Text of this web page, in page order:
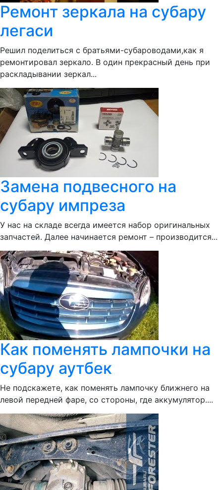
Ремонт зеркала на субару
легаси
Решил поделиться с братьями-субароводами,как я
ремонтировал зеркало. В один прекрасный день при
раскладывании зеркал...
Замена подвесного на
субару импреза
У нас на складе всегда имеется набор оригинальных
запчастей. Далее начинается ремонт – производится...
Как поменять лампочки на
субару аутбек
Не подскажете, как поменять лампочку ближнего на
левой передней фаре, со стороны, где аккумулятор....